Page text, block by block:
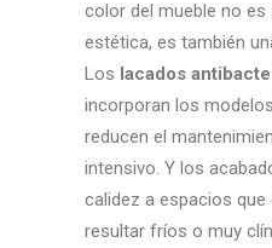
color del mueble no
estética, es también
Los lacados
incorporan los
reducen el
intensivo. Y los
calidez a espacios
resultar fríos o muy